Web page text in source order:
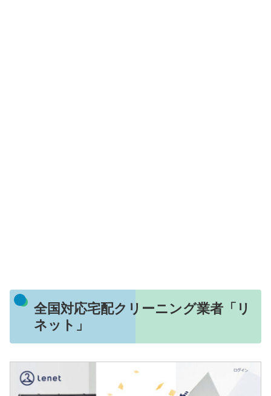
全国対応宅配クリーニング業者「リ
ネット」